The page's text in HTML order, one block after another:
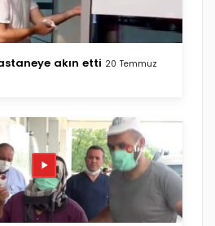
akın etti 20 Temmuz